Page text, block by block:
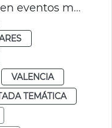
Inversión 150.000 euros en eventos musicales de València Music City
VALENCIA
TEMÁTICA